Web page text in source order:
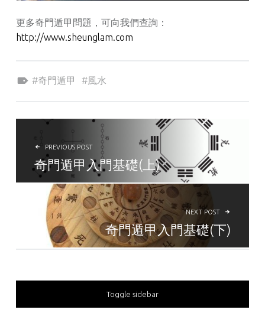
更多奇門遁甲問題，可向我們查詢：
http://www.sheunglam.com
奇門遁甲
風水
POST NAVIGATION
PREVIOUS POST
奇門遁甲入門基礎(上)
NEXT POST
奇門遁甲入門基礎(下)
SIDEBAR
Toggle sidebar